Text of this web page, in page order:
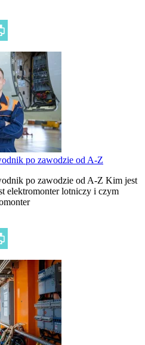
po zawodzie od A-Z
po zawodzie od A-Z Kim jest
elektromonter lotniczy i czym